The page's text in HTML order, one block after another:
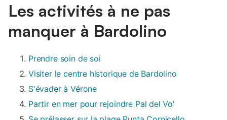
Les activités à ne pas
manquer à Bardolino
Prendre soin de soi
Visiter le centre historique de Bardolino
S'évader à Vérone
Partir en mer pour rejoindre Pal del Vo'